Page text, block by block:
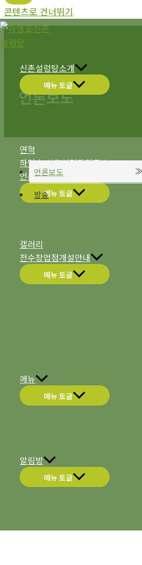
콘텐츠로 건너뛰기
신촌설렁탕소개
메뉴 토글
연혁
하영호 신촌설렁탕연구소
언론보도
메뉴 토글
갤러리
전수창업점개설안내
메뉴 토글
메뉴
메뉴 토글
알림방
메뉴 토글
언론보도
언론보도
방송